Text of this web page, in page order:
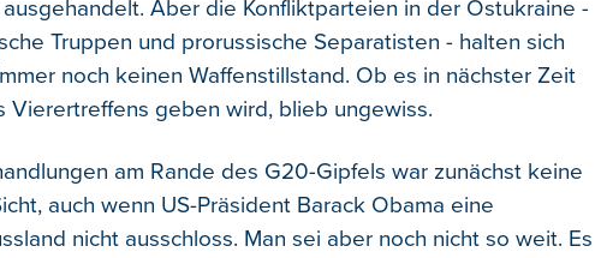
Aber die Konfliktparteien in der Ostukraine -
Truppen und prorussische Separatisten - halten sich
noch keinen Waffenstillstand. Ob es in nächster Zeit
Vierertreffens geben wird, blieb ungewiss.
am Rande des G20-Gipfels war zunächst keine
auch wenn US-Präsident Barack Obama eine
nicht ausschloss. Man sei aber noch nicht so weit. Es